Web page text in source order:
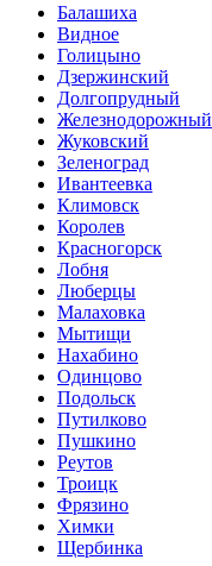
Балашиха
Видное
Голицыно
Дзержинский
Долгопрудный
Железнодорожный
Жуковский
Зеленоград
Ивантеевка
Климовск
Королев
Красногорск
Лобня
Люберцы
Малаховка
Мытищи
Нахабино
Одинцово
Подольск
Путилково
Пушкино
Реутов
Троицк
Фрязино
Химки
Щербинка